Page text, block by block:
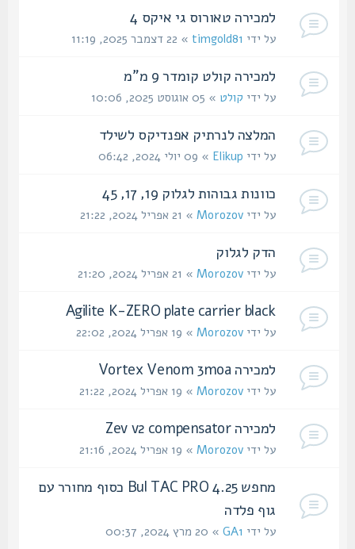
למכירה טאורוס גי איקס 4
על ידיtimgold81» 22 דצמבר 2025, 11:19
למכירה קולט קומדר 9 מ"מ
על ידיקולט » 05 אוגוסט 2025, 10:06
המלצה לנרתיק אפנדיקס לשילד
על ידיElikup» 09 יולי 2024, 06:42
כוונות גבוהות לגלוק 19, 17, 45
על ידיMorozov» 21 אפריל 2024, 21:22
הדק לגלוק
על ידיMorozov» 21 אפריל 2024, 21:20
Agilite K-ZERO plate carrier black
על ידיMorozov» 19 אפריל 2024, 22:02
למכירה Vortex Venom 3moa
על ידיMorozov» 19 אפריל 2024, 21:22
למכירה Zev v2 compensator
על ידיMorozov» 19 אפריל 2024, 21:16
מחפש Bul TAC PRO 4.25 כסוף מחורר עם
גוף פלדה
על ידיGA1 » 20 מרץ 2024, 00:37